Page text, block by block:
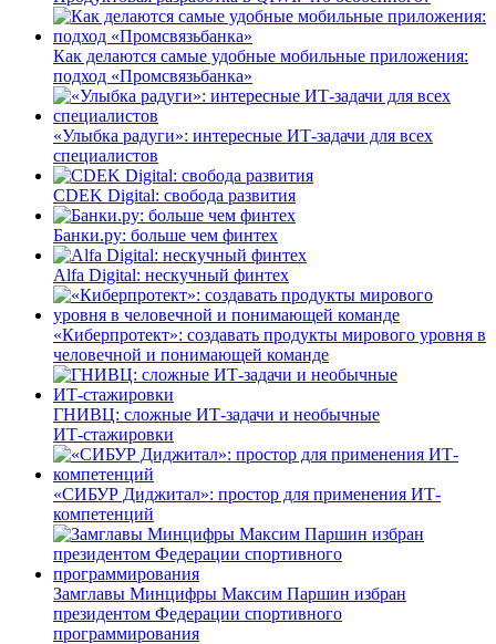
Как делаются самые удобные мобильные приложения:
подход «Промсвязьбанка»
«Улыбка радуги»: интересные ИТ-задачи для всех
специалистов
CDEK Digital: свобода развития
Банки.ру: больше чем финтех
Alfa Digital: нескучный финтех
«Киберпротект»: создавать продукты мирового уровня в
человечной и понимающей команде
ГНИВЦ: сложные ИТ‑задачи и необычные
ИТ‑стажировки
«СИБУР Диджитал»: простор для применения ИТ-
компетенций
Замглавы Минцифры Максим Паршин избран
президентом Федерации спортивного
программирования